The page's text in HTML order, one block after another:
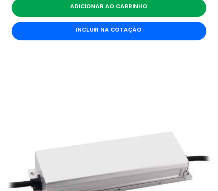
ADICIONAR AO CARRINHO
INCLUIR NA COTAÇÃO